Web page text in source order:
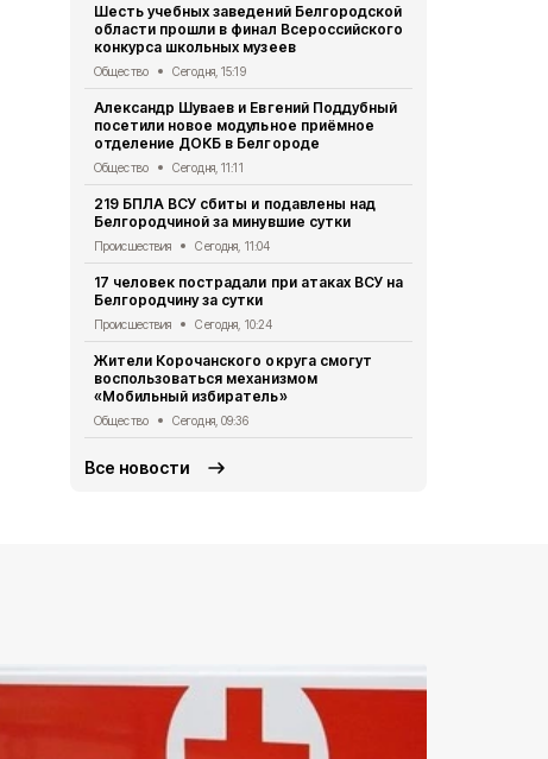
Шесть учебных заведений Белгородской
области прошли в финал Всероссийского
конкурса школьных музеев
Общество Сегодня, 15:19
Александр Шуваев и Евгений Поддубный
посетили новое модульное приёмное
отделение ДОКБ в Белгороде
Общество Сегодня, 11:11
219 БПЛА ВСУ сбиты и подавлены над
Белгородчиной за минувшие сутки
Происшествия Сегодня, 11:04
17 человек пострадали при атаках ВСУ на
Белгородчину за сутки
Происшествия Сегодня, 10:24
Жители Корочанского округа смогут
воспользоваться механизмом
«Мобильный избиратель»
Общество Сегодня, 09:36
Все новости